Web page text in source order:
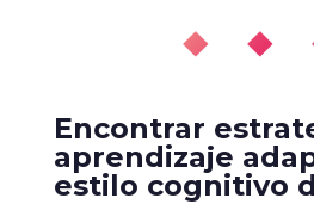
◆ ◆
Encontrar
aprendizaje
estilo cognitivo